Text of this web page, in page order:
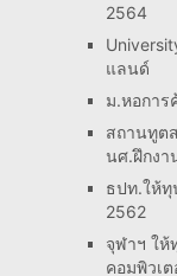
2564
แลนด์
ม.หอการ
สถานทูต
นศ.ฝึกงา
ธปท.ให้ทุ
2562
จุฬาฯ ให้
คอมพิวเ